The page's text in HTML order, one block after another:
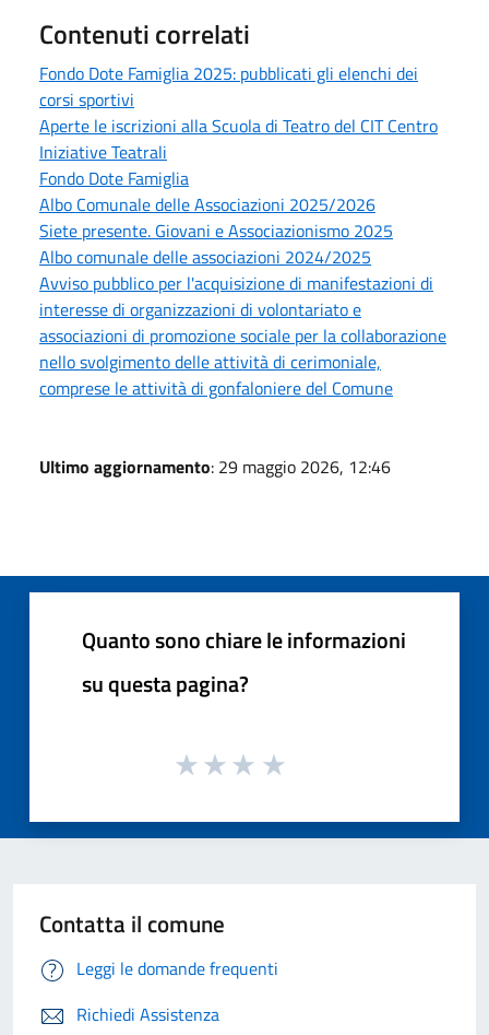
Contenuti correlati
Fondo Dote Famiglia 2025: pubblicati gli elenchi dei
corsi sportivi
Aperte le iscrizioni alla Scuola di Teatro del CIT Centro
Iniziative Teatrali
Fondo Dote Famiglia
Albo Comunale delle Associazioni 2025/2026
Siete presente. Giovani e Associazionismo 2025
Albo comunale delle associazioni 2024/2025
Avviso pubblico per l'acquisizione di manifestazioni di
interesse di organizzazioni di volontariato e
associazioni di promozione sociale per la collaborazione
nello svolgimento delle attività di cerimoniale,
comprese le attività di gonfaloniere del Comune
Ultimo aggiornamento: 29 maggio 2026, 12:46
Quanto sono chiare le informazioni
su questa pagina?
Contatta il comune
Leggi le domande frequenti
Richiedi Assistenza